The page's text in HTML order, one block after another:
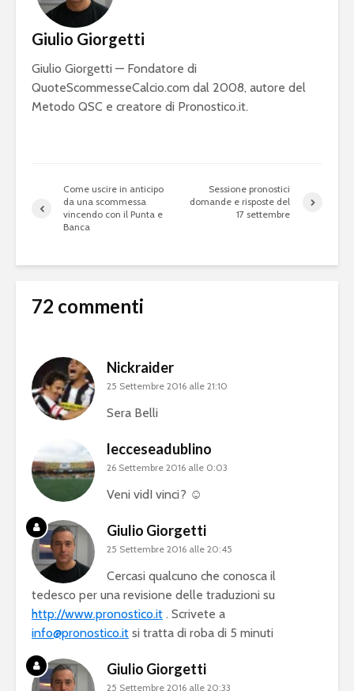
Giulio Giorgetti
Giulio Giorgetti — Fondatore di
QuoteScommesseCalcio.com dal 2008, autore del
Metodo QSC e creatore di Pronostico.it.
Come uscire in anticipo
da una scommessa
vincendo con il Punta e
Banca
Sessione pronostici
domande e risposte del
17 settembre
72 commenti
Nickraider
25 Settembre 2016 alle 21:10
Sera Belli
lecceseadublino
26 Settembre 2016 alle 0:03
Veni vidI vinci? ☺
Giulio Giorgetti
25 Settembre 2016 alle 20:45
Cercasi qualcuno che conosca il
tedesco per una revisione delle traduzioni su
http://www.pronostico.it . Scrivete a
info@pronostico.it si tratta di roba di 5 minuti
Giulio Giorgetti
25 Settembre 2016 alle 20:33